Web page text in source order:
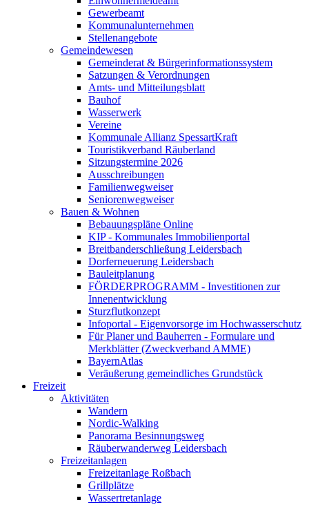
Gewerbeamt
Kommunalunternehmen
Stellenangebote
Gemeindewesen
Gemeinderat & Bürgerinformationssystem
Satzungen & Verordnungen
Amts- und Mitteilungsblatt
Bauhof
Wasserwerk
Vereine
Kommunale Allianz SpessartKraft
Touristikverband Räuberland
Sitzungstermine 2026
Ausschreibungen
Familienwegweiser
Seniorenwegweiser
Bauen & Wohnen
Bebauungspläne Online
KIP - Kommunales Immobilienportal
Breitbanderschließung Leidersbach
Dorferneuerung Leidersbach
Bauleitplanung
FÖRDERPROGRAMM - Investitionen zur
Innenentwicklung
Sturzflutkonzept
Infoportal - Eigenvorsorge im Hochwasserschutz
Für Planer und Bauherren - Formulare und
Merkblätter (Zweckverband AMME)
BayernAtlas
Veräußerung gemeindliches Grundstück
Freizeit
Aktivitäten
Wandern
Nordic-Walking
Panorama Besinnungsweg
Räuberwanderweg Leidersbach
Freizeitanlagen
Freizeitanlage Roßbach
Grillplätze
Wassertretanlage